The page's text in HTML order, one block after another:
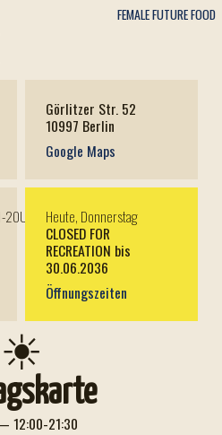
FEMALE FUTURE FOOD
Görlitzer Str. 52
10997 Berlin
Google Maps
Heute, Donnerstag
CLOSED FOR
RECREATION bis
30.06.2036
Öffnungszeiten
☀
12:00-21:30